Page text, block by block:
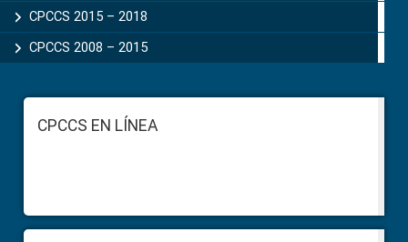
CPCCS 2015 – 2018
CPCCS 2008 – 2015
FooterCPCCS EN LÍNEA